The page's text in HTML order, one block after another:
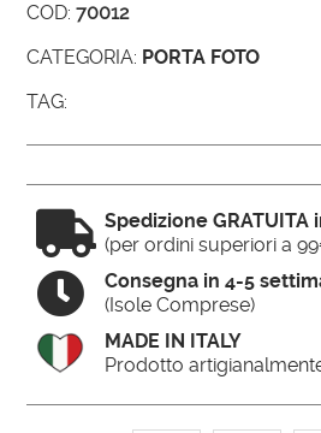
COD:70012
CATEGORIA: PORTA FOTO
TAG:
 Spedizione GRATUITA
(per ordini superiori a

Consegna in 4-5
(Isole Comprese)
MADE IN ITALY
Prodotto